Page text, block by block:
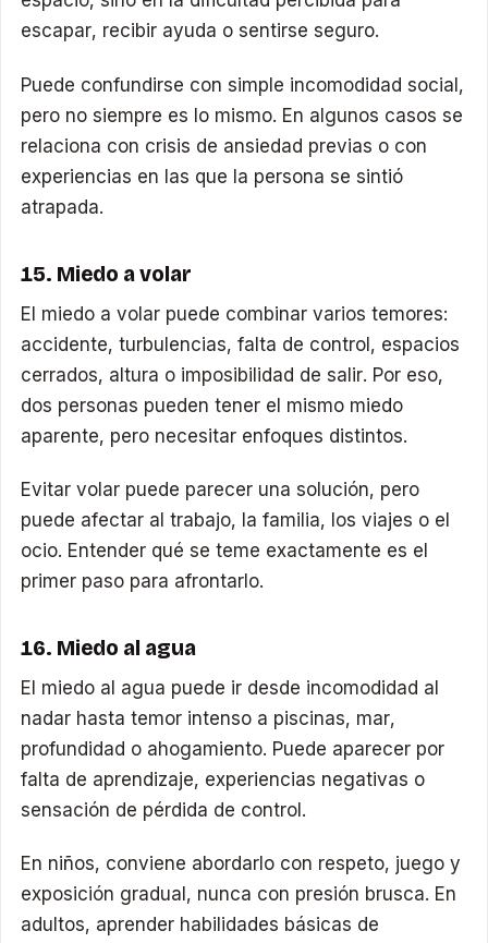
escapar, recibir ayuda o sentirse seguro.
Puede confundirse con simple incomodidad social,
pero no siempre es lo mismo. En algunos casos se
relaciona con crisis de ansiedad previas o con
experiencias en las que la persona se sintió
atrapada.
15. Miedo a volar
El miedo a volar puede combinar varios temores:
accidente, turbulencias, falta de control, espacios
cerrados, altura o imposibilidad de salir. Por eso,
dos personas pueden tener el mismo miedo
aparente, pero necesitar enfoques distintos.
Evitar volar puede parecer una solución, pero
puede afectar al trabajo, la familia, los viajes o el
ocio. Entender qué se teme exactamente es el
primer paso para afrontarlo.
16. Miedo al agua
El miedo al agua puede ir desde incomodidad al
nadar hasta temor intenso a piscinas, mar,
profundidad o ahogamiento. Puede aparecer por
falta de aprendizaje, experiencias negativas o
sensación de pérdida de control.
En niños, conviene abordarlo con respeto, juego y
exposición gradual, nunca con presión brusca. En
adultos, aprender habilidades básicas de